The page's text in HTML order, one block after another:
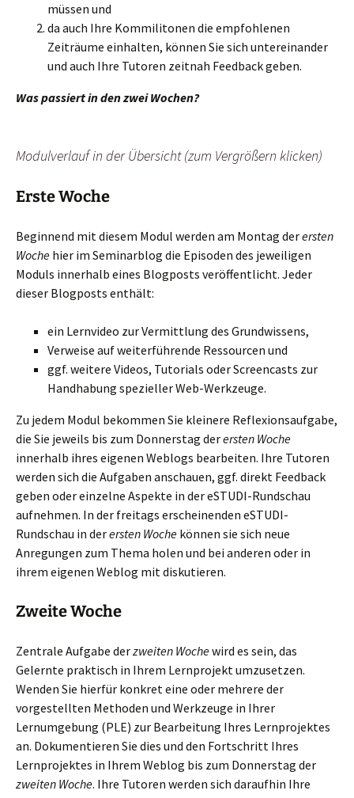
müssen und
da auch Ihre Kommilitonen die empfohlenen
Zeiträume einhalten, können Sie sich untereinander
und auch Ihre Tutoren zeitnah Feedback geben.
Was passiert in den zwei Wochen?
Modulverlauf in der Übersicht (zum Vergrößern klicken)
Erste Woche
Beginnend mit diesem Modul werden am Montag derersten
Woche hier im Seminarblog die Episoden des jeweiligen
Moduls innerhalb eines Blogposts veröffentlicht. Jeder
dieser Blogposts enthält:
ein Lernvideo zur Vermittlung des Grundwissens,
Verweise auf weiterführende Ressourcen und
ggf. weitere Videos, Tutorials oder Screencasts zur
Handhabung spezieller Web-Werkzeuge.
Zu jedem Modul bekommen Sie kleinere Reflexionsaufgabe,
die Sie jeweils bis zum Donnerstag derersten Woche
innerhalb ihres eigenen Weblogs bearbeiten. Ihre Tutoren
werden sich die Aufgaben anschauen, ggf. direkt Feedback
geben oder einzelne Aspekte in der eSTUDI-Rundschau
aufnehmen. In der freitags erscheinenden eSTUDI-
Rundschau in derersten Woche können sie sich neue
Anregungen zum Thema holen und bei anderen oder in
ihrem eigenen Weblog mit diskutieren.
Zweite Woche
Zentrale Aufgabe derzweiten Wochewird es sein, das
Gelernte praktisch in Ihrem Lernprojekt umzusetzen.
Wenden Sie hierfür konkret eine oder mehrere der
vorgestellten Methoden und Werkzeuge in Ihrer
Lernumgebung (PLE) zur Bearbeitung Ihres Lernprojektes
an. Dokumentieren Sie dies und den Fortschritt Ihres
Lernprojektes in Ihrem Weblog bis zum Donnerstag der
zweiten Woche. Ihre Tutoren werden sich daraufhin Ihre